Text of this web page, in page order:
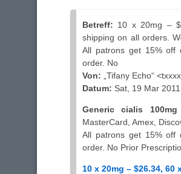
Betreff: 10 x 20mg –
shipping on all orders.
All patrons get 15% off
order. No
Von: „Tifany Echo“
Datum: Sat, 19 Mar
Generic cialis
MasterCard, Amex,
All patrons get 15% off
order. No Prior
10 x 20mg – $26.34, 60